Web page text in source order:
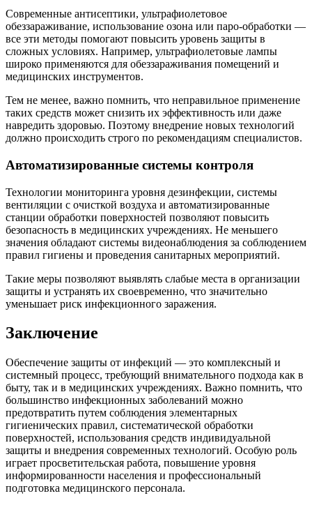
Современные антисептики, ультрафиолетовое
обеззараживание, использование озона или паро-обработки —
все эти методы помогают повысить уровень защиты в
сложных условиях. Например, ультрафиолетовые лампы
широко применяются для обеззараживания помещений и
медицинских инструментов.
Тем не менее, важно помнить, что неправильное применение
таких средств может снизить их эффективность или даже
навредить здоровью. Поэтому внедрение новых технологий
должно происходить строго по рекомендациям специалистов.
Автоматизированные системы контроля
Технологии мониторинга уровня дезинфекции, системы
вентиляции с очисткой воздуха и автоматизированные
станции обработки поверхностей позволяют повысить
безопасность в медицинских учреждениях. Не меньшего
значения обладают системы видеонаблюдения за соблюдением
правил гигиены и проведения санитарных мероприятий.
Такие меры позволяют выявлять слабые места в организации
защиты и устранять их своевременно, что значительно
уменьшает риск инфекционного заражения.
Заключение
Обеспечение защиты от инфекций — это комплексный и
системный процесс, требующий внимательного подхода как в
быту, так и в медицинских учреждениях. Важно помнить, что
большинство инфекционных заболеваний можно
предотвратить путем соблюдения элементарных
гигиенических правил, систематической обработки
поверхностей, использования средств индивидуальной
защиты и внедрения современных технологий. Особую роль
играет просветительская работа, повышение уровня
информированности населения и профессиональный
подготовка медицинского персонала.